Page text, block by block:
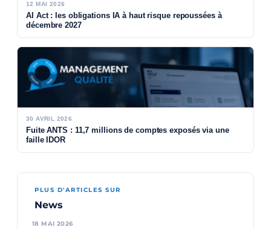
12 MAI 2026
AI Act : les obligations IA à haut risque repoussées à
décembre 2027
30 AVRIL 2026
Fuite ANTS : 11,7 millions de comptes exposés via une
faille IDOR
PLUS D'ARTICLES SUR
News
18 MAI 2026